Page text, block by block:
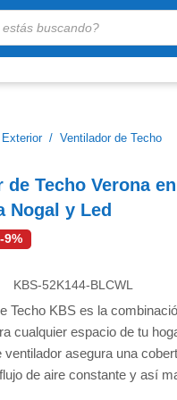
Exterior/ Ventilador de Techo
de Techo Verona
Nogal y Led
-9%
KBS-52K144-BLCWL
Techo KBS es la
cualquier espacio de tu
ventilador asegura una
de aire constante y así